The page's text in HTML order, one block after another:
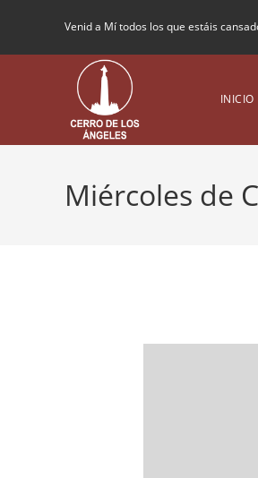
Venid a Mí todos los que estáis
INICIO
Miércoles de